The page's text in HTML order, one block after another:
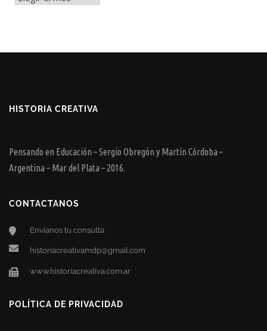
HISTORIA CREATIVA
Pensando en Educación – Sergio Obregón y Martín Córdoba –
Argentina – Mar del Plata – 2016.
CONTACTANOS
Envianos tu consulta
historiacreativamdp@gmail.com
www.historiacreativa.com.ar
POLÍTICA DE PRIVACIDAD